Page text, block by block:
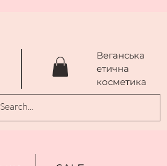
Веганська
етична
косметика